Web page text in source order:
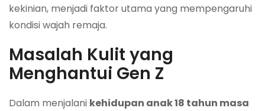
kekinian, menjadi faktor utama yang mempengaruhi
kondisi wajah remaja.
Masalah Kulit yang
Menghantui Gen Z
Dalam menjalani kehidupan anak 18 tahun masa